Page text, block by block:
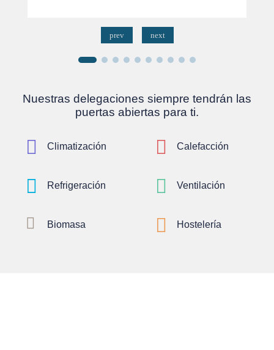
Nuestras delegaciones siempre tendrán las
puertas abiertas para ti.
 Climatización  Calefacción
 Refrigeración  Ventilación
 Biomasa  Hostelería